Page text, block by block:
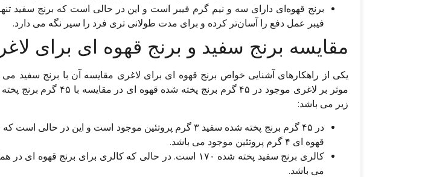
برنج قهوه‌ای دارای سه و نیم گرم فیبر است و این در حالی است که برنج سفید
فیبر عمل دفع را آسان‌تر کرده و برای مدت طولانی‌ تری فرد را سیر نگه می‌ دارد.
مقایسه برنج سفید و برنج قهوه‌ ای برای
یکی از راهکارهای آشنایی خواص برنج قهوه‌ ای برای لاغری مقایسه آن با برنج سفید
موثر بر لاغری موجود در ۴۵ گرم برنج پخته
زیر می باشد:
در ۴۵ گرم برنج پخته شده سفید ۳ گرم پروتئین موجود است و این در
قهوه‌ ای ۴ گرم پروتئین موجود می‌ باشد.
می‌ باشد.